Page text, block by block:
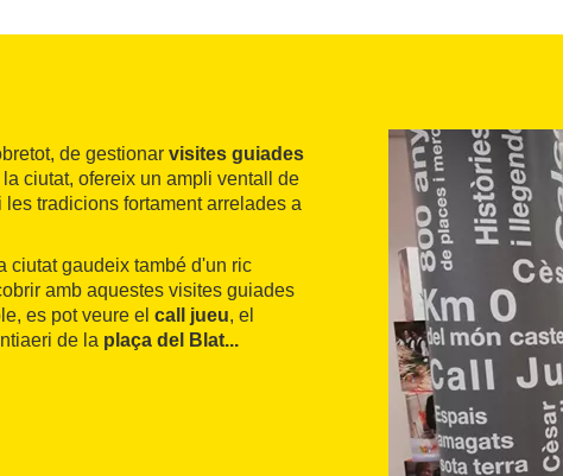
de gestionar visites guiades
ciutat, ofereix un ampli ventall de
tradicions fortament arrelades a
ciutat gaudeix també d'un ric
amb aquestes visites guiades
es pot veure el call jueu, el
de la plaça del Blat...